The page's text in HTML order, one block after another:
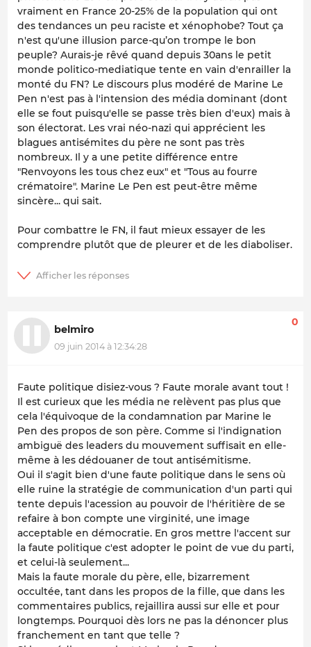
vraiment en France 20-25% de la population qui ont
des tendances un peu raciste et xénophobe? Tout ça
n'est qu'une illusion parce-qu’on trompe le bon
peuple? Aurais-je rêvé quand depuis 30ans le petit
monde politico-mediatique tente en vain d'enrailler la
monté du FN? Le discours plus modéré de Marine Le
Pen n'est pas à l'intension des média dominant (dont
elle se fout puisqu'elle se passe très bien d'eux) mais à
son électorat. Les vrai néo-nazi qui apprécient les
blagues antisémites du père ne sont pas très
nombreux. Il y a une petite différence entre
"Renvoyons les tous chez eux" et "Tous au fourre
crématoire". Marine Le Pen est peut-être même
sincère... qui sait.
Pour combattre le FN, il faut mieux essayer de les
comprendre plutôt que de pleurer et de les diaboliser.
belmiro
09 juin 2014 à 12:34:28
0
Faute politique disiez-vous ? Faute morale avant tout !
Il est curieux que les média ne relèvent pas plus que
cela l'équivoque de la condamnation par Marine le
Pen des propos de son père. Comme si l'indignation
ambiguë des leaders du mouvement suffisait en elle-
même à les dédouaner de tout antisémitisme.
Oui il s'agit bien d'une faute politique dans le sens où
elle ruine la stratégie de communication d'un parti qui
tente depuis l'acession au pouvoir de l'héritière de se
refaire à bon compte une virginité, une image
acceptable en démocratie. En gros mettre l'accent sur
la faute politique c'est adopter le point de vue du parti,
et celui-là seulement...
Mais la faute morale du père, elle, bizarrement
occultée, tant dans les propos de la fille, que dans les
commentaires publics, rejaillira aussi sur elle et pour
longtemps. Pourquoi dès lors ne pas la dénoncer plus
franchement en tant que telle ?